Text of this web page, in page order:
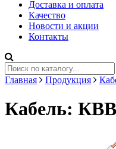
Доставка и оплата
Качество
Новости и акции
Контакты
Главная Продукция
Кабель: